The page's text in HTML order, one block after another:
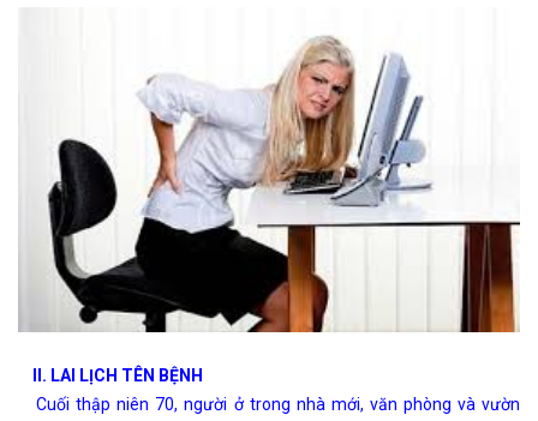
II. LAI LỊCH TÊN BỆNH
Cuối thập niên 70, người ở trong nhà mới, văn phòng và vườn